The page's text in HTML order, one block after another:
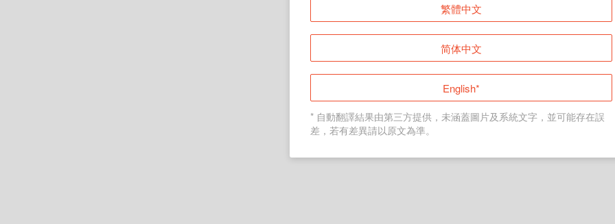
登入
返回首頁
繁體中文
简体中文
English*
* 自動翻譯結果由第三方提供，未涵蓋圖片及系統文字，並可能存在誤
差，若有差異請以原文為準。